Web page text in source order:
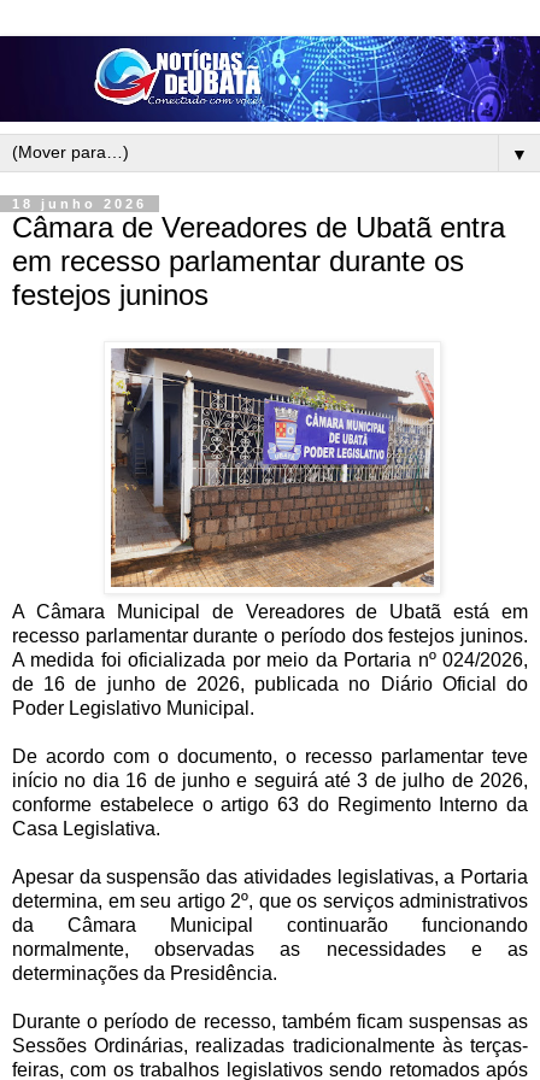
▼
18 junho 2026
Câmara de Vereadores de Ubatã entra
em recesso parlamentar durante os
festejos juninos
A Câmara Municipal de Vereadores de Ubatã está em
recesso parlamentar durante o período dos festejos juninos.
A medida foi oficializada por meio da Portaria nº 024/2026,
de 16 de junho de 2026, publicada no Diário Oficial do
Poder Legislativo Municipal.
De acordo com o documento, o recesso parlamentar teve
início no dia 16 de junho e seguirá até 3 de julho de 2026,
conforme estabelece o artigo 63 do Regimento Interno da
Casa Legislativa.
Apesar da suspensão das atividades legislativas, a Portaria
determina, em seu artigo 2º, que os serviços administrativos
da Câmara Municipal continuarão funcionando
normalmente, observadas as necessidades e as
determinações da Presidência.
Durante o período de recesso, também ficam suspensas as
Sessões Ordinárias, realizadas tradicionalmente às terças-
feiras, com os trabalhos legislativos sendo retomados após